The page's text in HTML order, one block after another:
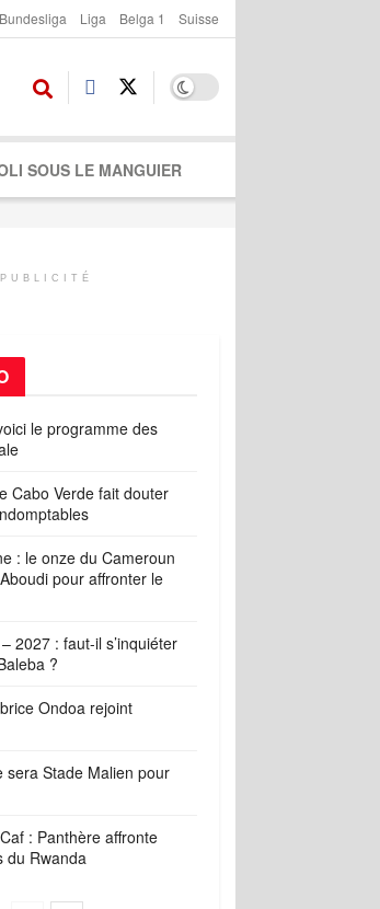
Bundesliga Liga Belga 1 Suisse
SOUS LE MANGUIER
PUBLICITÉ
le programme des
Cabo Verde fait douter
: le onze du Cameroun
pour affronter le
2027 : faut-il s’inquiéter
?
Ondoa rejoint
sera Stade Malien pour
: Panthère affronte
du Rwanda